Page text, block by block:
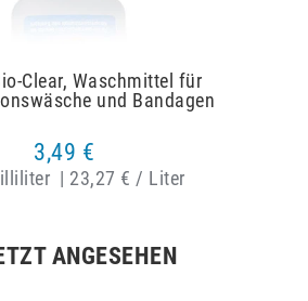
Clear, Waschmittel für
und Bandagen
3,49 €
| 23,27 € / Liter
ANGESEHEN